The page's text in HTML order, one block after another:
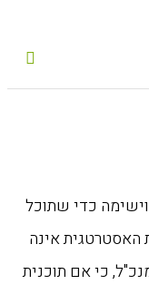
כדי שתוכל
האסטרטגית אינה
כי אם ‏תוכנית